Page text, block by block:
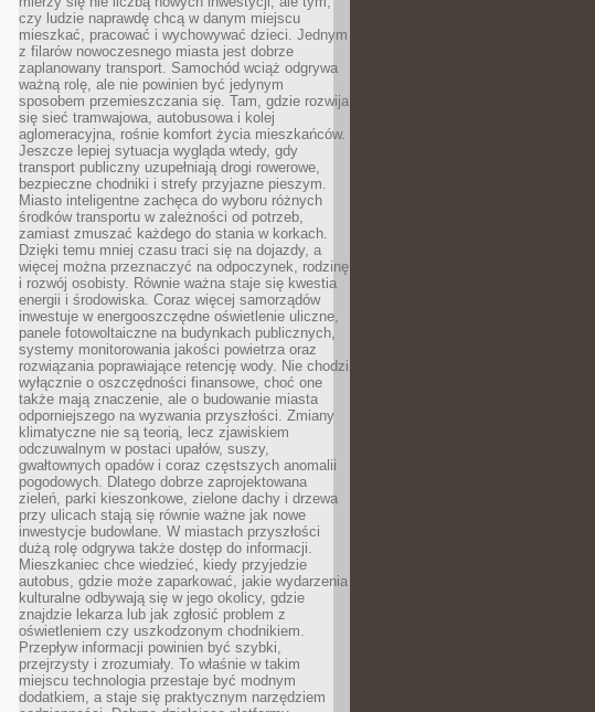
czy ludzie naprawdę chcą w danym miejscu
mieszkać, pracować i wychowywać dzieci. Jednym
z filarów nowoczesnego miasta jest dobrze
zaplanowany transport. Samochód wciąż odgrywa
ważną rolę, ale nie powinien być jedynym
sposobem przemieszczania się. Tam, gdzie rozwija
się sieć tramwajowa, autobusowa i kolej
aglomeracyjna, rośnie komfort życia mieszkańców.
Jeszcze lepiej sytuacja wygląda wtedy, gdy
transport publiczny uzupełniają drogi rowerowe,
bezpieczne chodniki i strefy przyjazne pieszym.
Miasto inteligentne zachęca do wyboru różnych
środków transportu w zależności od potrzeb,
zamiast zmuszać każdego do stania w korkach.
Dzięki temu mniej czasu traci się na dojazdy, a
więcej można przeznaczyć na odpoczynek, rodzinę
i rozwój osobisty. Równie ważna staje się kwestia
energii i środowiska. Coraz więcej samorządów
inwestuje w energooszczędne oświetlenie uliczne,
panele fotowoltaiczne na budynkach publicznych,
systemy monitorowania jakości powietrza oraz
rozwiązania poprawiające retencję wody. Nie chodzi
wyłącznie o oszczędności finansowe, choć one
także mają znaczenie, ale o budowanie miasta
odporniejszego na wyzwania przyszłości. Zmiany
klimatyczne nie są teorią, lecz zjawiskiem
odczuwalnym w postaci upałów, suszy,
gwałtownych opadów i coraz częstszych anomalii
pogodowych. Dlatego dobrze zaprojektowana
zieleń, parki kieszonkowe, zielone dachy i drzewa
przy ulicach stają się równie ważne jak nowe
inwestycje budowlane. W miastach przyszłości
dużą rolę odgrywa także dostęp do informacji.
Mieszkaniec chce wiedzieć, kiedy przyjedzie
autobus, gdzie może zaparkować, jakie wydarzenia
kulturalne odbywają się w jego okolicy, gdzie
znajdzie lekarza lub jak zgłosić problem z
oświetleniem czy uszkodzonym chodnikiem.
Przepływ informacji powinien być szybki,
przejrzysty i zrozumiały. To właśnie w takim
miejscu technologia przestaje być modnym
dodatkiem, a staje się praktycznym narzędziem